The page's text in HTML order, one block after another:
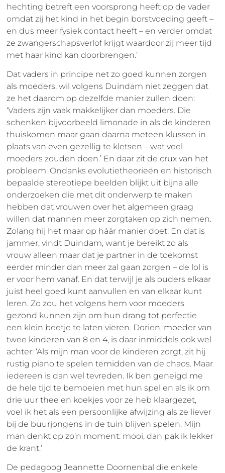
hechting betreft een voorsprong heeft op de vader
omdat zij het kind in het begin borstvoeding geeft –
en dus meer fysiek contact heeft – en verder omdat
ze zwangerschapsverlof krijgt waardoor zij meer tijd
met haar kind kan doorbrengen.’
Dat vaders in principe net zo goed kunnen zorgen
als moeders, wil volgens Duindam niet zeggen dat
ze het daarom op dezelfde manier zullen doen:
‘Vaders zijn vaak makkelijker dan moeders. Die
schenken bijvoorbeeld limonade in als de kinderen
thuiskomen maar gaan daarna meteen klussen in
plaats van even gezellig te kletsen – wat veel
moeders zouden doen.’ En daar zit de crux van het
probleem. Ondanks evolutietheorieën en historisch
bepaalde stereotiepe beelden blijkt uit bijna alle
onderzoeken die met dit onderwerp te maken
hebben dat vrouwen over het algemeen graag
willen dat mannen meer zorgtaken op zich nemen.
Zolang hij het maar op háár manier doet. En dat is
jammer, vindt Duindam, want je bereikt zo als
vrouw alleen maar dat je partner in de toekomst
eerder minder dan meer zal gaan zorgen – de lol is
er voor hem vanaf. En dat terwijl je als ouders elkaar
juist heel goed kunt aanvullen en van elkaar kunt
leren. Zo zou het volgens hem voor moeders
gezond kunnen zijn om hun drang tot perfectie
een klein beetje te laten vieren. Dorien, moeder van
twee kinderen van 8 en 4, is daar inmiddels ook wel
achter: ‘Als mijn man voor de kinderen zorgt, zit hij
rustig piano te spelen temidden van de chaos. Maar
iedereen is dan wel tevreden. Ik ben geneigd me
de hele tijd te bemoeien met hun spel en als ik om
drie uur thee en koekjes voor ze heb klaargezet,
voel ik het als een persoonlijke afwijzing als ze liever
bij de buurjongens in de tuin blijven spelen. Mijn
man denkt op zo’n moment: mooi, dan pak ik lekker
de krant.’
De pedagoog Jeannette Doornenbal die enkele